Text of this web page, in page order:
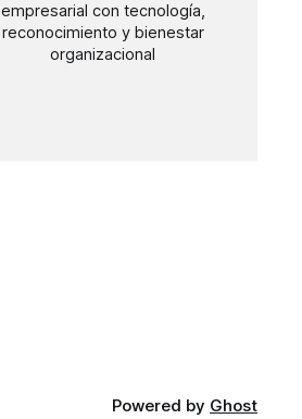
empresarial con tecnología,
reconocimiento y bienestar
organizacional
Powered by Ghost